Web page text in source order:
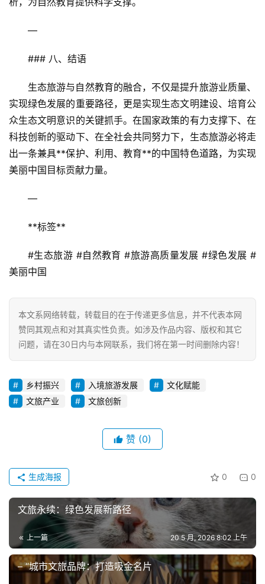
—
### 八、结语
生态旅游与自然教育的融合，不仅是提升旅游业质量、
实现绿色发展的重要路径，更是实现生态文明建设、培育公
众生态文明意识的关键抓手。在国家政策的有力支撑下、在
科技创新的驱动下、在全社会共同努力下，生态旅游必将走
出一条兼具**保护、利用、教育**的中国特色道路，为实现
美丽中国目标贡献力量。
—
**标签**
#生态旅游 #自然教育 #旅游高质量发展 #绿色发展 #
美丽中国
本文系网络转载，转载目的在于传递更多信息，并不代表本网
赞同其观点和对其真实性负责。如涉及作品内容、版权和其它
问题，请在30日内与本网联系，我们将在第一时间删除内容！
乡村振兴 入境旅游发展
文化赋能
文旅产业
文旅创新
赞 (0)
0 0
生成海报
文旅永续：绿色发展新路径
上一篇 20 5 月, 2026 8:02 上午
– “城市文旅品牌：打造吸金名片